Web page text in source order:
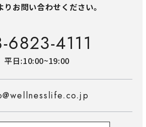
りお問い合わせください。
6823-4111
平日:10:00~19:00